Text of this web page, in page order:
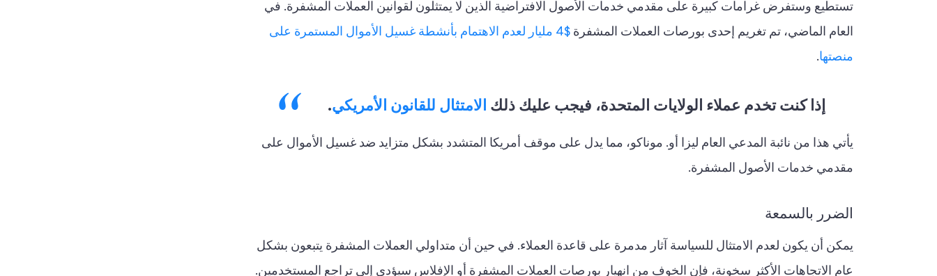
تستطيع وستفرض غرامات كبيرة على مقدمي خدمات الأصول الافتراضية الذين لا يمتثلون لقوانين العملات المشفرة. في
العام الماضي، تم تغريم إحدى بورصات العملات المشفرة
$4 مليار لعدم الاهتمام بأنشطة غسيل الأموال المستمرة على
منصتها.
إذا كنت تخدم عملاء الولايات المتحدة، فيجب عليك ذلك الامتثال للقانون الأمريكي.
يأتي هذا من نائبة المدعي العام ليزا أو. موناكو، مما يدل على موقف أمريكا المتشدد بشكل متزايد ضد غسيل الأموال على
مقدمي خدمات الأصول المشفرة.
الضرر بالسمعة
يمكن أن يكون لعدم الامتثال للسياسة آثار مدمرة على قاعدة العملاء. في حين أن متداولي العملات المشفرة يتبعون بشكل
عام الاتجاهات الأكثر سخونة، فإن الخوف من انهيار بورصات العملات المشفرة أو الإفلاس سيؤدي إلى تراجع المستخدمين.